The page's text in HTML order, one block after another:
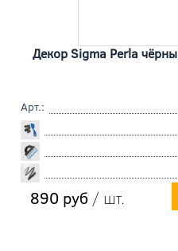
Декор Sigma Perla
Арт.:
890 руб / шт.